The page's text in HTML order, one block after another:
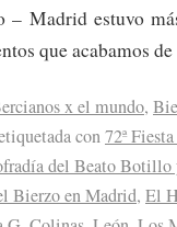
– Madrid estuvo
que acabamos
x el mundo,
con72ª
del Beato Botillo
Bierzo en Madrid, El